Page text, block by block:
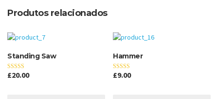
Produtos relacionados
Standing Saw
5
£20.00
Hammer
5
£9.00